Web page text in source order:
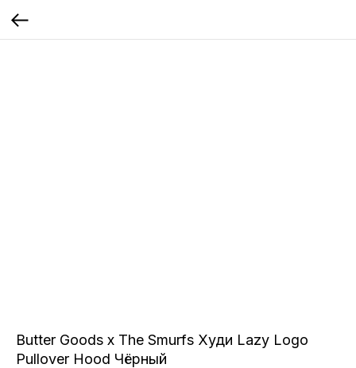
Butter Goods x The Smurfs Худи Lazy Logo
Pullover Hood Чёрный